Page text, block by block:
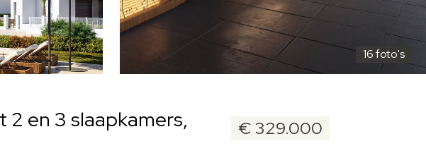
16 foto's
en 3 slaapkamers, € 329.000